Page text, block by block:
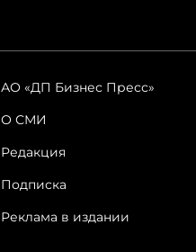
АО «ДП Бизнес Пресс»
О СМИ
Редакция
Подписка
Реклама в издании